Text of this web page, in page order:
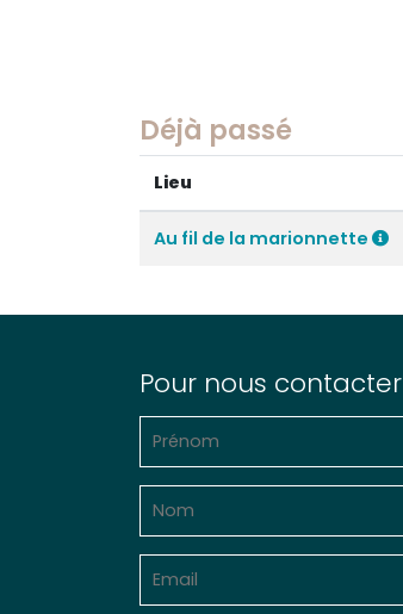
Déjà passé
Lieu
Au fil de la marionnette
Pour nous contacter